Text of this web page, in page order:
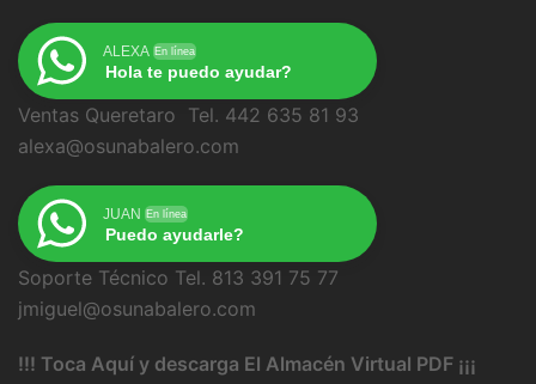
ALEXA En línea
Hola te puedo ayudar?
Ventas Queretaro Tel. 442 635 81 93
alexa@osunabalero.com
JUAN En línea
Puedo ayudarle?
Soporte Técnico Tel. 813 391 75 77
jmiguel@osunabalero.com
!!! Toca Aquí y descarga El Almacén Virtual PDF ¡¡¡